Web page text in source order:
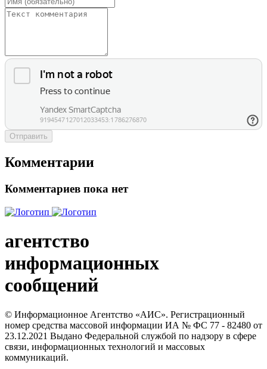
Отправить
Комментарии
Комментариев пока нет
агентство
информационных
сообщений
© Информационное Агентство «АИС». Регистрационный
номер средства массовой информации ИА № ФС 77 - 82480 от
23.12.2021 Выдано Федеральной службой по надзору в сфере
связи, информационных технологий и массовых
коммуникаций.